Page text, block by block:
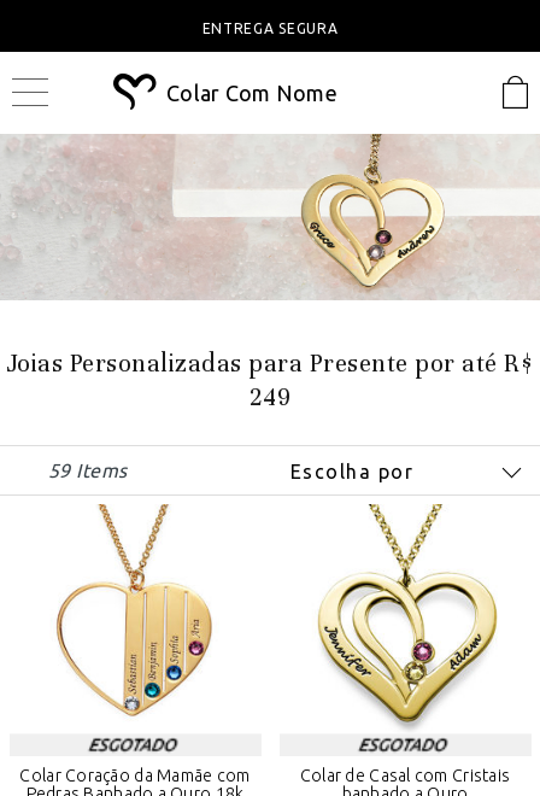
ENTREGA SEGURA
Colar Com Nome
Joias Personalizadas para Presente por até R$
249
59 Items
Colar Coração da Mamãe com
Colar de Casal com Cristais